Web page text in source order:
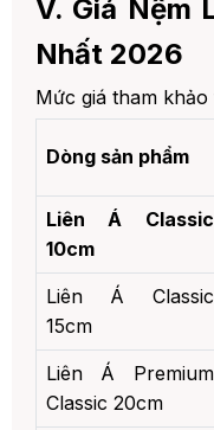
V. Giá Nệm
Nhất 2026
Mức giá tham khảo
Dòng sản phẩm
Liên Á Classic
10cm
Liên Á Classic
15cm
Liên Á Premium
Classic 20cm